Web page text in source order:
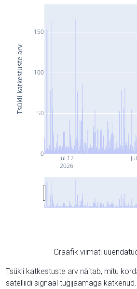
Jul 12
2026
0
50
100
150
Tsükli katkestuste arv
Graafik viimati
Tsükli katkestuste arv näitab, mitu
satelliidi signaal tugijaamaga